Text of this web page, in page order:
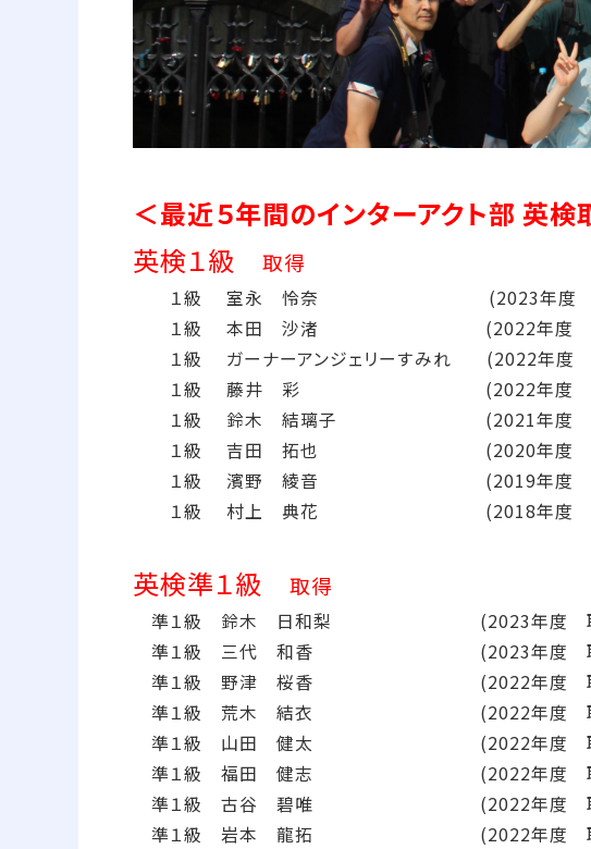
＜最近５年間のインターアクト部 英検
英検１級
取得
１級 室永 怜奈 (2023年度
１級 本田 沙渚 (2022年度
１級 ガーナーアンジェリーすみれ (2022年度
１級 藤井 彩 (2022年度 取
１級 鈴木 結璃子 (2021年度
１級 吉田 拓也 (2020年度
１級 濱野 綾音 (2019年度
１級 村上 典花 (2018年度
英検準１級 取得
準１級 鈴木 日和梨 (2023年度
準１級 三代 和香 (2023年度 取
準１級 野津 桜香 (2022年度 取
準１級 荒木 結衣 (2022年度 取
準１級 山田 健太 (2022年度 取
準１級 福田 健志 (2022年度
準１級 古谷 碧唯 (2022年度
準１級 岩本 龍拓 (2022年度